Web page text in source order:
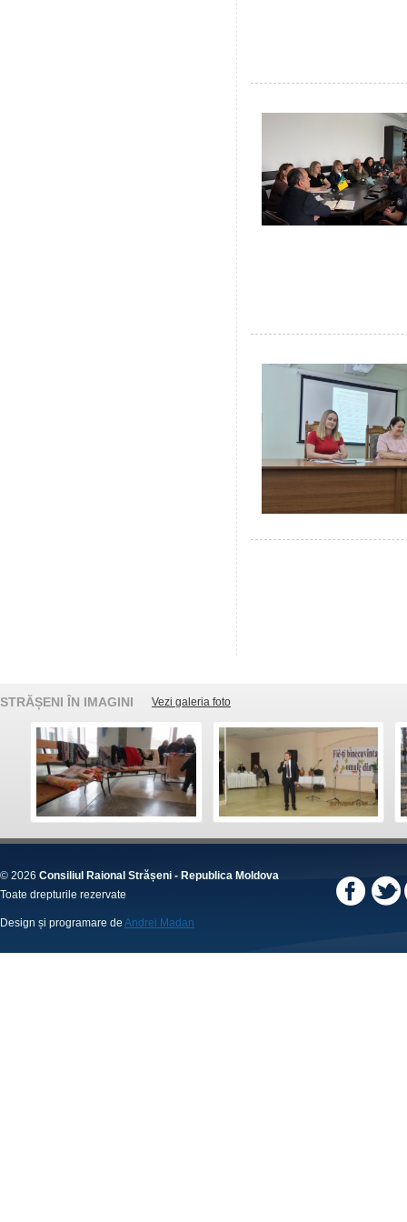
STRĂȘENI ÎN IMAGINI Vezi galeria foto
© 2026 Consiliul Raional Strășeni - Republica Moldova
Toate drepturile rezervate
Design și programare de Andrei Madan